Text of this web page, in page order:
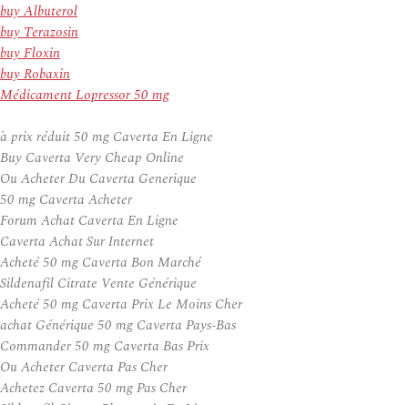
buy Albuterol
buy Terazosin
buy Floxin
buy Robaxin
Médicament Lopressor 50 mg
à prix réduit 50 mg Caverta En Ligne
Buy Caverta Very Cheap Online
Ou Acheter Du Caverta Generique
50 mg Caverta Acheter
Forum Achat Caverta En Ligne
Caverta Achat Sur Internet
Acheté 50 mg Caverta Bon Marché
Sildenafil Citrate Vente Générique
Acheté 50 mg Caverta Prix Le Moins Cher
achat Générique 50 mg Caverta Pays-Bas
Commander 50 mg Caverta Bas Prix
Ou Acheter Caverta Pas Cher
Achetez Caverta 50 mg Pas Cher